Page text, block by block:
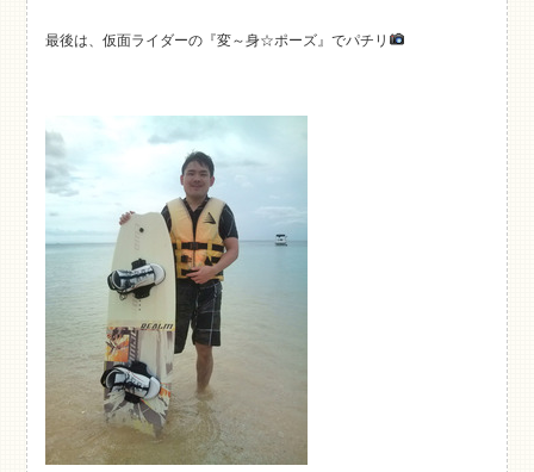
最後は、仮面ライダーの『変～身☆ポーズ』でパチリ